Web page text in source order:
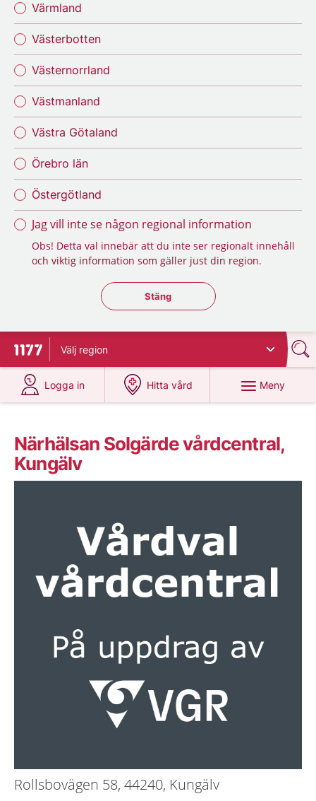
Värmland
Västerbotten
Västernorrland
Västmanland
Västra Götaland
Örebro län
Östergötland
Jag vill inte se någon regional information
Obs! Detta val innebär att du inte ser regionalt innehåll
och viktig information som gäller just din region.
Stäng regionsväljaren
Stäng
Till startsidan för 1177
Välj region
Logga in
på 1177.se
Hitta vård
på 1177.se
Meny
Närhälsan Solgärde vårdcentral,
Kungälv
Rollsbovägen 58, 44240, Kungälv